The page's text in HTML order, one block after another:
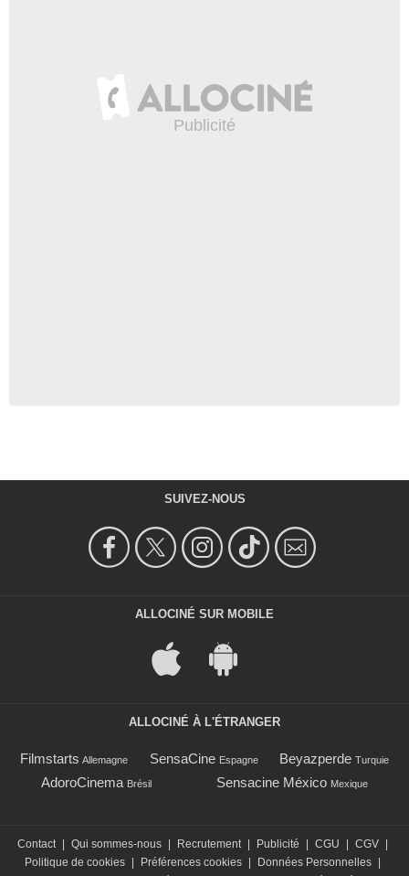
SUIVEZ-NOUS
ALLOCINÉ SUR MOBILE
ALLOCINÉ À L'ÉTRANGER
Filmstarts Allemagne SensaCine Espagne Beyazperde Turquie
AdoroCinema Brésil Sensacine México Mexique
Contact Qui sommes-nous Recrutement Publicité CGU CGV
Politique de cookies
Préférences cookies Données Personnelles